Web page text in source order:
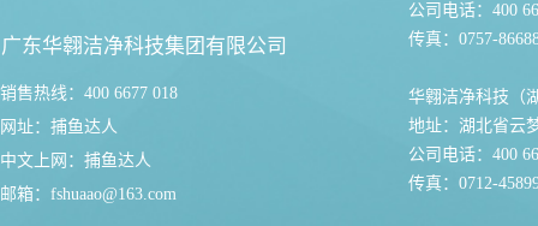
广东华翱洁净科技集团有限公司
销售热线：400 6677 018
网址： 捕鱼达人
中文上网： 捕鱼达人
邮箱： fshuaao@163.com
公司电话：400
传真：0757-
华翱洁净科技（
地址：湖北省云
公司电话：400
传真：0712-